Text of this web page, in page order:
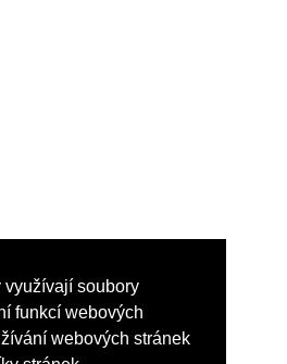
využívají soubory
funkcí webových
webových stránek